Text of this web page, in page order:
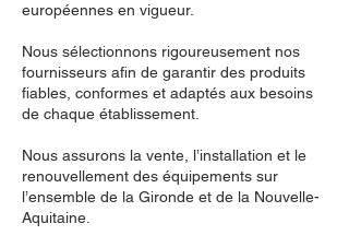
européennes en vigueur.
Nous sélectionnons rigoureusement nos
fournisseurs afin de garantir des produits
fiables, conformes et adaptés aux besoins
de chaque établissement.
Nous assurons la vente, l’installation et le
renouvellement des équipements sur
l’ensemble de la Gironde et de la Nouvelle-
Aquitaine.